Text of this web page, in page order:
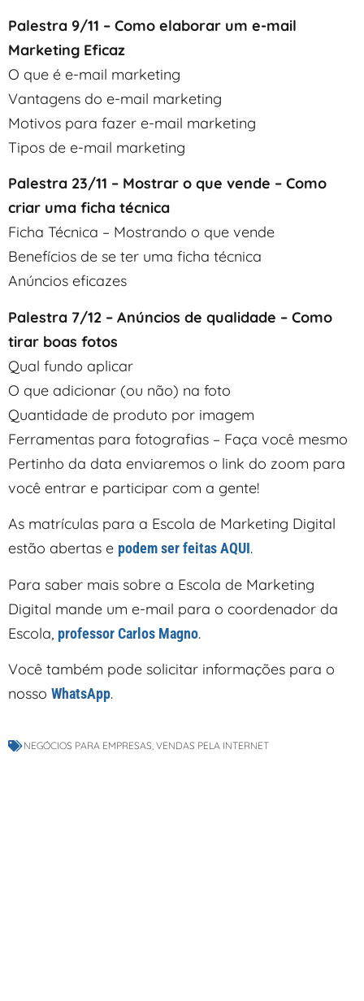
Palestra 9/11 – Como elaborar um e-mail
Marketing Eficaz
O que é e-mail marketing
Vantagens do e-mail marketing
Motivos para fazer e-mail marketing
Tipos de e-mail marketing
Palestra 23/11 – Mostrar o que vende – Como
criar uma ficha técnica
Ficha Técnica – Mostrando o que vende
Benefícios de se ter uma ficha técnica
Anúncios eficazes
Palestra 7/12 – Anúncios de qualidade – Como
tirar boas fotos
Qual fundo aplicar
O que adicionar (ou não) na foto
Quantidade de produto por imagem
Ferramentas para fotografias – Faça você mesmo
Pertinho da data enviaremos o link do zoom para
você entrar e participar com a gente!
As matrículas para a Escola de Marketing Digital
estão abertas e podem ser feitas AQUI.
Para saber mais sobre a Escola de Marketing
Digital mande um e-mail para o coordenador da
Escola, professor Carlos Magno.
Você também pode solicitar informações para o
nosso WhatsApp.
NEGÓCIOS PARA EMPRESAS, VENDAS PELA INTERNET